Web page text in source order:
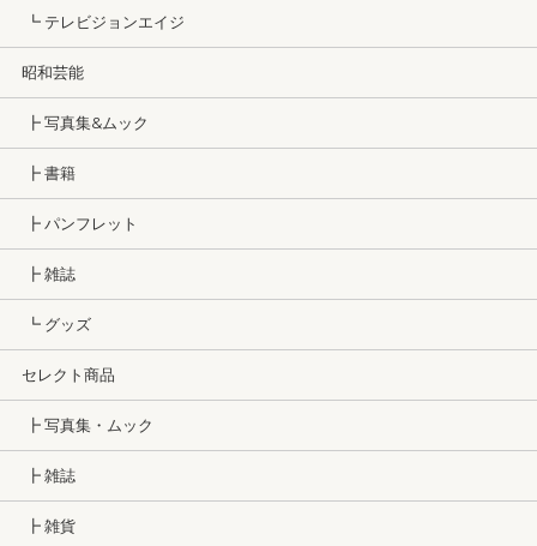
┗ テレビジョンエイジ
昭和芸能
┣ 写真集&ムック
┣ 書籍
┣ パンフレット
┣ 雑誌
┗ グッズ
セレクト商品
┣ 写真集・ムック
┣ 雑誌
┣ 雑貨